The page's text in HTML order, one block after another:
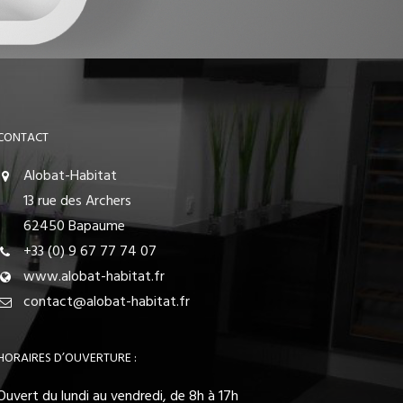
Alobat-Habitat
13 rue des Archers
62450 Bapaume
+33 (0) 9 67 77 74 07
www.alobat-habitat.fr
contact@alobat-habitat.fr
D’OUVERTURE :
du lundi au vendredi, de 8h à 17h